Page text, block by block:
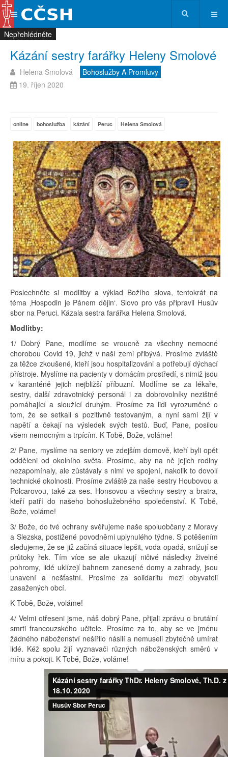
Kázání sestry farářky Heleny Smolové
Helena Smolová
Bohoslužby A Promluvy
19. říjen 2020
online bohoslužba kázání Peruc Helena Smolová
Poslechněte si modlitby a výklad Božího slova, tentokrát na
téma ‚Hospodin je Pánem dějin‘. Slovo pro vás připravil Husův
sbor na Peruci. Kázala sestra farářka Helena Smolová.
Modlitby:
1/ Dobrý Pane, modlíme se vroucně za všechny nemocné
chorobou Covid 19, jichž v naší zemi přibývá. Prosíme zvláště
za těžce zkoušené, kteří jsou hospitalizováni a potřebují dýchací
přístroje. Myslíme na pacienty v domácím prostředí, s nimiž jsou
v karanténě jejich nejbližší příbuzní. Modlíme se za lékaře,
sestry, další zdravotnický personál i za dobrovolníky nezištně
pomáhající a sloužící druhým. Prosíme za lidi vyrozuměné o
tom, že se setkali s pozitivně testovaným, a nyní sami žijí v
napětí a čekají na výsledek svých testů. Buď, Pane, posilou
všem nemocným a trpícím. K Tobě, Bože, voláme!
2/ Pane, myslíme na seniory ve zdejším domově, kteří byli opět
odděleni od okolního světa. Prosíme, aby na ně jejich rodiny
nezapomínaly, ale zůstávaly s nimi ve spojení, nakolik to dovolí
technické okolnosti. Prosíme zvláště za naše sestry Houbovou a
Polcarovou, také za ses. Honsovou a všechny sestry a bratra,
kteří patří do našeho bohoslužebného společenství. K Tobě,
Bože, voláme!
3/ Bože, do tvé ochrany svěřujeme naše spoluobčany z Moravy
a Slezska, postižené povodněmi uplynulého týdne. S potěšením
sledujeme, že se již začíná situace lepšit, voda opadá, snižují se
průtoky řek. Tím více se ale ukazují ničivé následky živelné
pohromy, lidé uklízejí bahnem zanesené domy a zahrady, jsou
unavení a nešťastní. Prosíme za solidaritu mezi obyvateli
zasažených obcí.
K Tobě, Bože, voláme!
4/ Velmi otřeseni jsme, náš dobrý Pane, přijali zprávu o brutální
smrti francouzského učitele. Prosíme za to, aby se ve jménu
žádného náboženství nešířilo násilí a nemuseli zbytečně umírat
lidé. Kéž spolu žijí vyznavači různých náboženských směrů v
míru a pokoji. K Tobě, Bože, voláme!
Nepřehlédněte
Nepřehlédněte
Nepřehlédněte
Nepřehlédněte